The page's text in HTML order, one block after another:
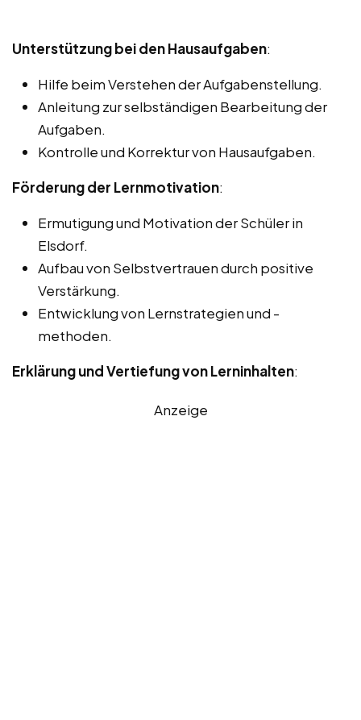
Unterstützung bei den Hausaufgaben:
Hilfe beim Verstehen der Aufgabenstellung.
Anleitung zur selbständigen Bearbeitung der
Aufgaben.
Kontrolle und Korrektur von Hausaufgaben.
Förderung der Lernmotivation:
Ermutigung und Motivation der Schüler in
Elsdorf.
Aufbau von Selbstvertrauen durch positive
Verstärkung.
Entwicklung von Lernstrategien und -
methoden.
Erklärung und Vertiefung von Lerninhalten:
Anzeige